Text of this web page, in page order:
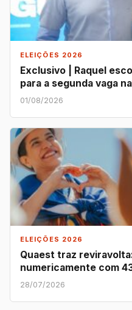
ELEIÇÕES 2026
Exclusivo | Raquel
para a segunda vaga
01/08/2026
ELEIÇÕES 2026
Quaest traz
numericamente com
28/07/2026